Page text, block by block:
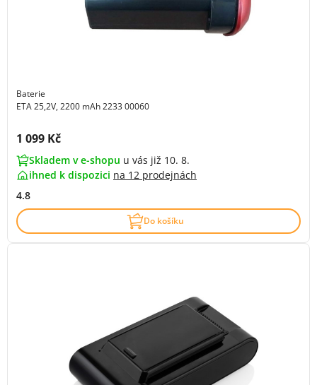
Baterie
ETA 25,2V, 2200 mAh 2233 00060
Cena s DPH:
1 099 Kč
Skladem v e-shopu u vás již 10. 8.
ihned k dispozici na 12 prodejnách
4.8
Do košíku